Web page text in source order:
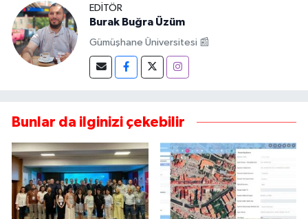
EDITÖR
Burak Buğra Üzüm
Gümüşhane Üniversitesi 📰
Bunlar da ilginizi çekebilir